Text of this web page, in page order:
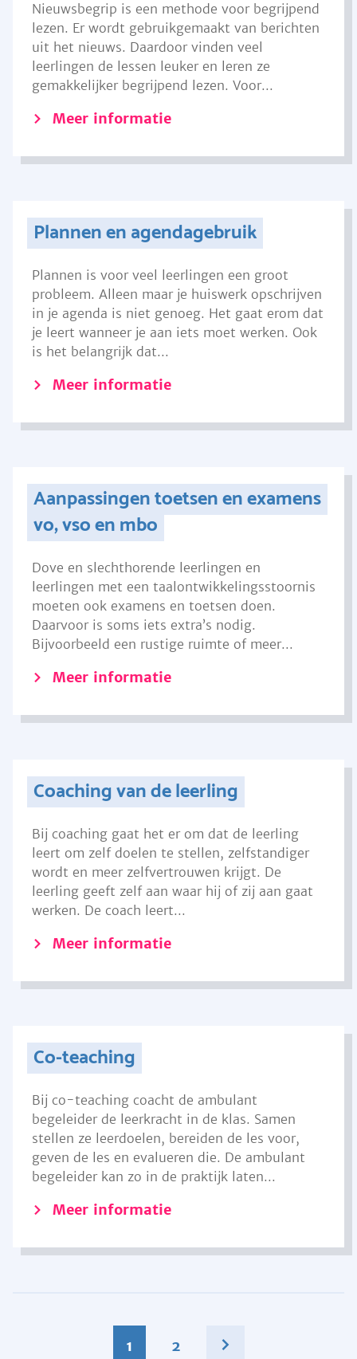
Nieuwsbegrip is een methode voor begrijpend
lezen. Er wordt gebruikgemaakt van berichten
uit het nieuws. Daardoor vinden veel
leerlingen de lessen leuker en leren ze
gemakkelijker begrijpend lezen. Voor...
Meer informatie
Plannen en agendagebruik
Plannen is voor veel leerlingen een groot
probleem. Alleen maar je huiswerk opschrijven
in je agenda is niet genoeg. Het gaat erom dat
je leert wanneer je aan iets moet werken. Ook
is het belangrijk dat...
Meer informatie
Aanpassingen toetsen en examens
vo, vso en mbo
Dove en slechthorende leerlingen en
leerlingen met een taalontwikkelingsstoornis
moeten ook examens en toetsen doen.
Daarvoor is soms iets extra’s nodig.
Bijvoorbeeld een rustige ruimte of meer...
Meer informatie
Coaching van de leerling
Bij coaching gaat het er om dat de leerling
leert om zelf doelen te stellen, zelfstandiger
wordt en meer zelfvertrouwen krijgt. De
leerling geeft zelf aan waar hij of zij aan gaat
werken. De coach leert...
Meer informatie
Co-teaching
Bij co-teaching coacht de ambulant
begeleider de leerkracht in de klas. Samen
stellen ze leerdoelen, bereiden de les voor,
geven de les en evalueren die. De ambulant
begeleider kan zo in de praktijk laten...
Meer informatie
1 2